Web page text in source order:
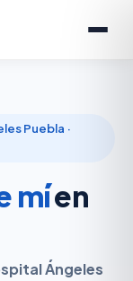
Puebla ·
míen
Ángeles